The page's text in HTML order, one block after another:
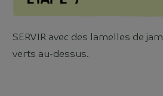
SERVIR avec des lamelles de
verts au-dessus.